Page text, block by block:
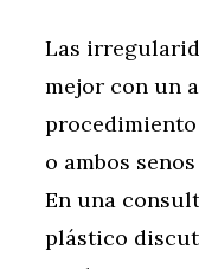
Las
mejor con un
o ambos
En una
plástico